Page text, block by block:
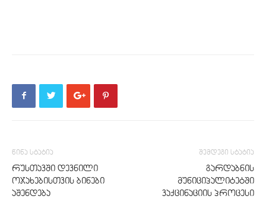
წინა სტატია
რუსთავში დევნილი
ოჯახებისთვის ბინები
აშენდება
შემდეგი სტატია
გარდაბნის
მუნიციპალიტეტში
ვაქცინაციის პროცესი